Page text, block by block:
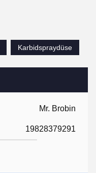
Mr. Brobin
19828379291
Karbidspraydüse